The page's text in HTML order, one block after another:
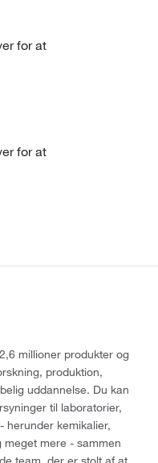
for at
for at
millioner produkter og
produktion,
uddannelse. Du kan
til laboratorier,
herunder kemikalier,
meget mere - sammen